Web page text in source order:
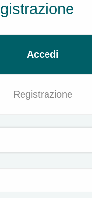
Accedi
Registrazione